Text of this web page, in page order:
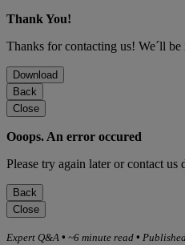
Thank You!
Thanks for contacting us! We´ll be
Download
Back
Close
Ooops. An error occured
Please try again later or contact
Back
Close
Expert Q&A • ~6 minute read •